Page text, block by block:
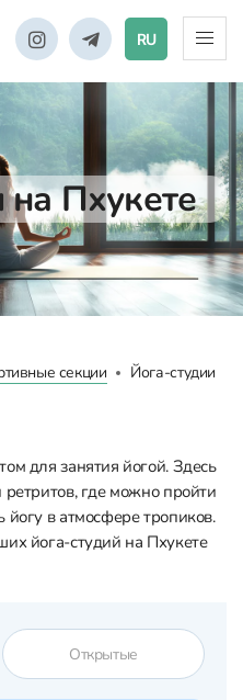
RU
на Пхукете
секции
Йога-студии
для занятия йогой. Здесь
где можно пройти
йогу в атмосфере тропиков.
йога-студий на Пхукете
Открытые